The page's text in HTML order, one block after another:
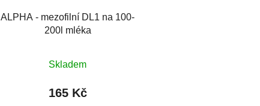
ALPHA - mezofilní DL1 na 100-
200l mléka
Skladem
165 Kč